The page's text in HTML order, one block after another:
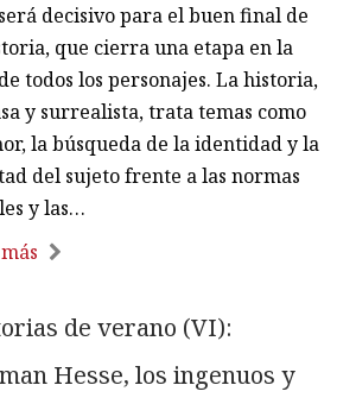
decisivo para el buen final de
que cierra una etapa en la
todos los personajes. La historia,
y surrealista, trata temas como
la búsqueda de la identidad y la
del sujeto frente a las normas
y las…
de verano (VI):
Hesse, los ingenuos y